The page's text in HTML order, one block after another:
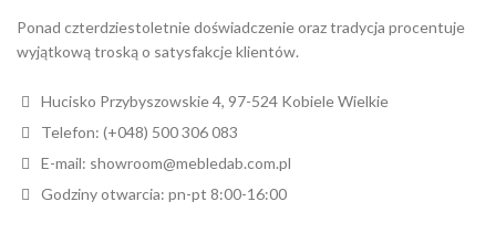
Ponad czterdziestoletnie doświadczenie oraz tradycja procentuje
wyjątkową troską o satysfakcje klientów.
Hucisko Przybyszowskie 4, 97-524 Kobiele Wielkie
Telefon: (+048) 500 306 083
E-mail: showroom@mebledab.com.pl
Godziny otwarcia: pn-pt 8:00-16:00